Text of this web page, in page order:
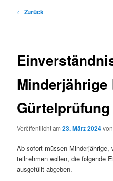
Beitragsnavigation
← Zurück
Minderjährige
Gürtelprüfung
Veröffentlicht am23. März 2024von
Ab sofort müssen Minderjährige,
teilnehmen wollen, die folgende
ausgefüllt abgeben.